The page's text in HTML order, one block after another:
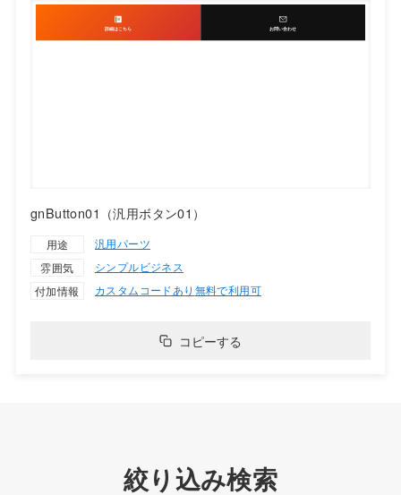
gnButton01（汎用ボタン01）
用途
汎用パーツ
雰囲気
シンプルビジネス
付加情報
カスタムコードあり 無料で利用可
コピーする
絞り込み検索